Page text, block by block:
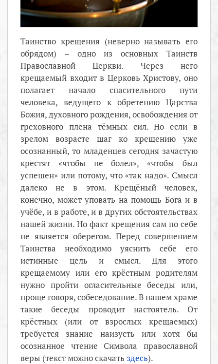
Таинство крещения (неверно называть его
обрядом) – одно из основных Таинств
Православной Церкви. Через него
крещаемый входит в Церковь Христову, оно
полагает начало спасительного пути
человека, ведущего к обретению Царства
Божия, духовного рождения, освобождения от
греховного плена тёмных сил. Но если в
зрелом возрасте шаг ко крещению уже
осознанный, то младенцев сегодня зачастую
крестят «чтобы не болел», «чтобы был
успешен» или потому, что «так надо». Смысл
далеко не в этом. Крещёный человек,
конечно, может уповать на помощь Бога и в
учёбе, и в работе, и в других обстоятельствах
нашей жизни. Но факт крещения сам по себе
не является оберегом. Перед совершением
Таинства необходимо уяснить себе его
истинные цель и смысл. Для этого
крещаемому или его крёстным родителям
нужно пройти огласительные беседы или,
проще говоря, собеседование. В нашем храме
такие беседы проводит настоятель. От
крёстных (или от взрослых крещаемых)
требуется знание наизусть или хотя бы
осознанное чтение Символа православной
веры (текст можно скачать здесь).